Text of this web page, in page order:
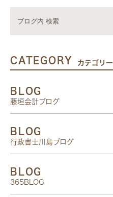
CATEGORY カテゴリー
BLOG
藤垣会計ブログ
BLOG
行政書士川島ブログ
BLOG
365BLOG